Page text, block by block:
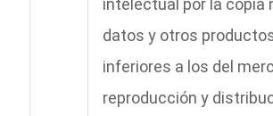
intelectual por la copia
datos y otros
inferiores a los del
reproducción y